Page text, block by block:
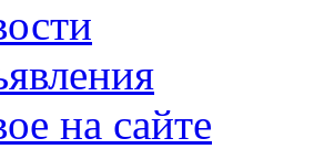
на сайте